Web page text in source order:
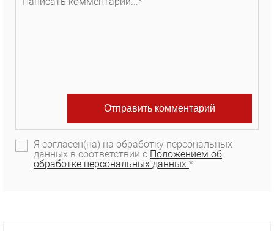
Я согласен(на) на обработку персональных
данных в соответствии с Положением об
обработке персональных данных.*